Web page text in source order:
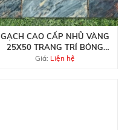
GẠCH CAO CẤP NHŨ VÀNG
25X50 TRANG TRÍ BÓNG
KÍNH
Giá: Liện hệ